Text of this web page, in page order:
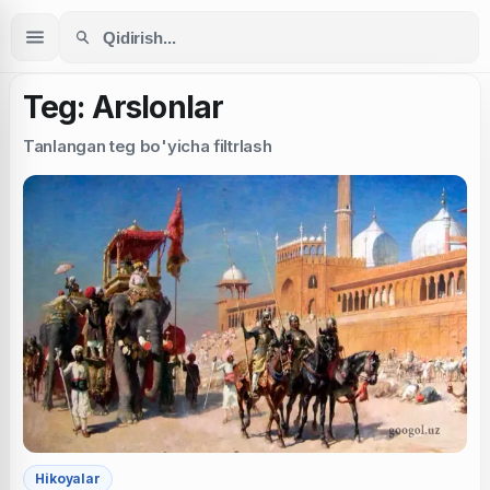
Teg: Arslonlar
Tanlangan teg bo'yicha filtrlash
Hikoyalar